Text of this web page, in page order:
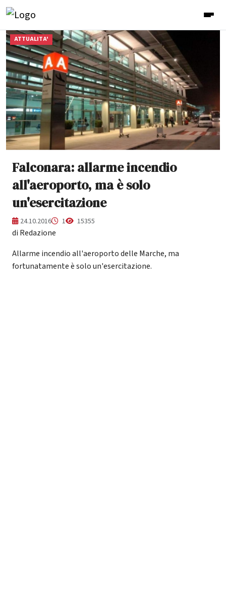
ATTUALITA'
Falconara: allarme incendio
all'aeroporto, ma è solo
un'esercitazione
24.10.2016 1 15355
di Redazione
Allarme incendio all'aeroporto delle Marche, ma
fortunatamente è solo un'esercitazione.